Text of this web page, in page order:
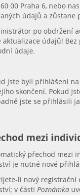
00 Praha 6, nebo
údajů a zůstane
po obdržení
aktualizace údajů!
údaje.
jste byli přihlášeni
skončení. Pokud
jste se přihlásili
mezi
přechod mezi
je nutné nové
li nový
v části Poznámka